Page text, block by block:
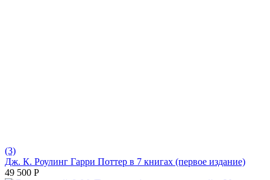
(3)
Дж. К. Роулинг Гарри Поттер в 7 книгах (первое издание)
49 500 Р